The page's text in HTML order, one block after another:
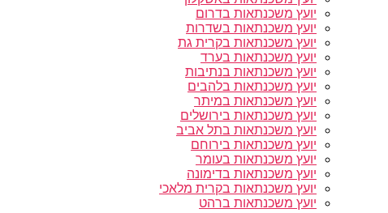
יועץ משכנתאות בדרום
יועץ משכנתאות בשדרות
יועץ משכנתאות בקרית גת
יועץ משכנתאות בערד
יועץ משכנתאות בנתיבות
יועץ משכנתאות בלהבים
יועץ משכנתאות במיתר
יועץ משכנתאות בירושלים
יועץ משכנתאות בתל אביב
יועץ משכנתאות בירוחם
יועץ משכנתאות בעומר
יועץ משכנתאות בדימונה
יועץ משכנתאות בקרית מלאכי
יועץ משכנתאות ברהט